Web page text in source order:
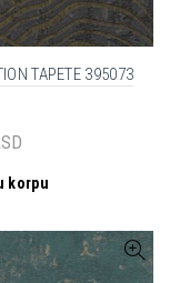
TAPETE 395073
korpu